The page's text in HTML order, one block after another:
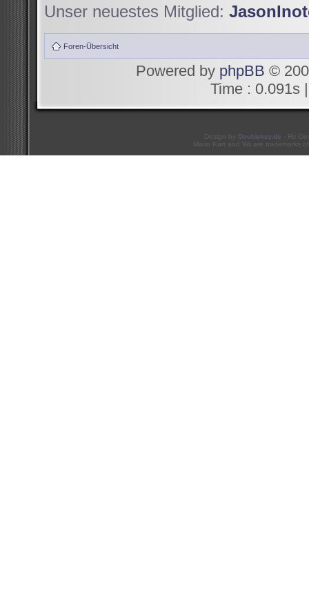
Unser neuestes Mitglied:
Foren-Übersicht
Powered by phpBB ©
Time : 0.091s
Design by Doublekey.de - Re-
Mario Kart and Wii are trademarks